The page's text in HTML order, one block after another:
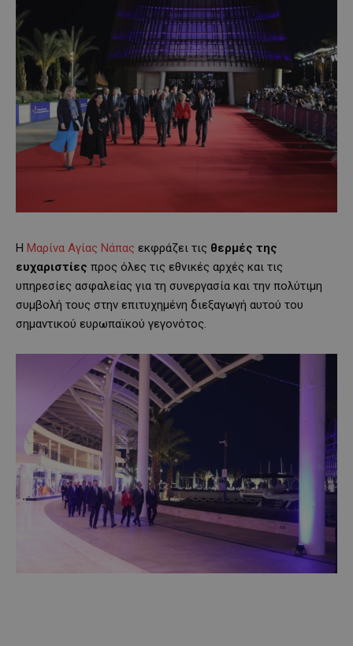
Η Μαρίνα Αγίας Νάπας εκφράζει τις θερμές της
ευχαριστίες προς όλες τις εθνικές αρχές και τις
υπηρεσίες ασφαλείας για τη συνεργασία και την πολύτιμη
συμβολή τους στην επιτυχημένη διεξαγωγή αυτού του
σημαντικού ευρωπαϊκού γεγονότος.